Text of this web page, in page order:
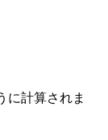
に計算されま